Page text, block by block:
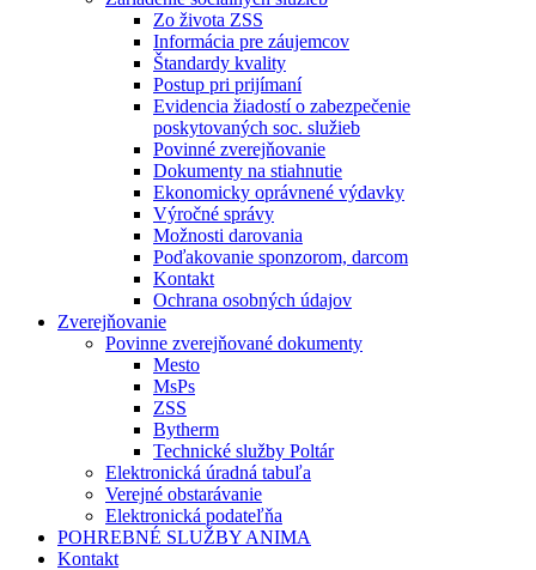
Zo života ZSS
Informácia pre záujemcov
Štandardy kvality
Postup pri prijímaní
Evidencia žiadostí o zabezpečenie
poskytovaných soc. služieb
Povinné zverejňovanie
Dokumenty na stiahnutie
Ekonomicky oprávnené výdavky
Výročné správy
Možnosti darovania
Poďakovanie sponzorom, darcom
Kontakt
Ochrana osobných údajov
Zverejňovanie
Povinne zverejňované dokumenty
Mesto
MsPs
ZSS
Bytherm
Technické služby Poltár
Elektronická úradná tabuľa
Verejné obstarávanie
Elektronická podateľňa
POHREBNÉ SLUŽBY ANIMA
Kontakt